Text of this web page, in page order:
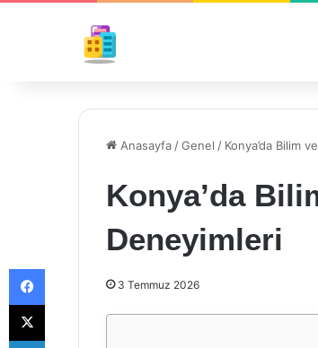
Anasayfa /Genel / Konya’da Bilim
Konya’da
Deneyimleri
3 Temmuz 2026
Facebook
X
LinkedIn